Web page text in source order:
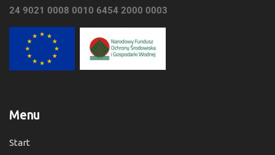
24 9021 0008 0010 6454 2000 0003
Menu
Start